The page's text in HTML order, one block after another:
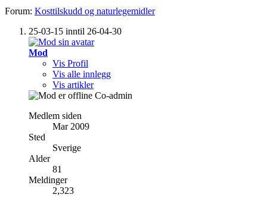
Forum: Kosttilskudd og naturlegemidler
25-03-15 inntil 26-04-30
Mod
Vis Profil
Vis alle innlegg
Vis artikler
Co-admin
Medlem siden
Mar 2009
Sted
Sverige
Alder
81
Meldinger
2,323